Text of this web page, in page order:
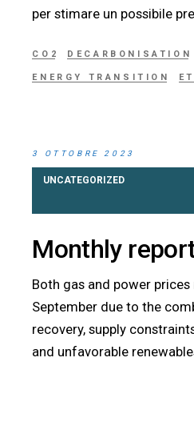
per stimare un possibile
CO2 DECARBONISATION
ENERGY TRANSITION
3 OTTOBRE 2023
UNCATEGORIZED
Monthly
Both gas and power
September due to the
recovery, supply
and unfavorable